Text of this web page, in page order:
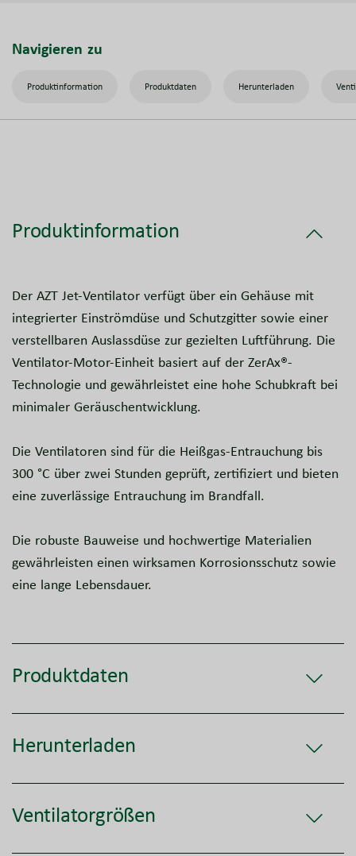
Navigieren zu
Produktinformation Produktdaten Herunterladen
Produktinformation
Der AZT Jet-Ventilator verfügt über ein Gehäuse mit
integrierter Einströmdüse und Schutzgitter sowie einer
verstellbaren Auslassdüse zur gezielten Luftführung. Die
Ventilator-Motor-Einheit basiert auf der ZerAx®-
Technologie und gewährleistet eine hohe Schubkraft bei
minimaler Geräuschentwicklung.
Die Ventilatoren sind für die Heißgas-Entrauchung bis
300 °C über zwei Stunden geprüft, zertifiziert und bieten
eine zuverlässige Entrauchung im Brandfall.
Die robuste Bauweise und hochwertige Materialien
gewährleisten einen wirksamen Korrosionsschutz sowie
eine lange Lebensdauer.
Produktdaten
Herunterladen
Ventilatorgrößen